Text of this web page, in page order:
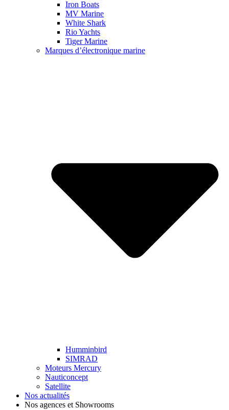
Iron Boats
MV Marine
White Shark
Rio Yachts
Tiger Marine
Marques d’électronique marine
Humminbird
SIMRAD
Moteurs Mercury
Nauticoncept
Satellite
Nos actualités
Nos agences et Showrooms